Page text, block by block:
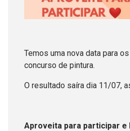
Temos uma nova data para
concurso de pintura.
O resultado saíra dia 11/07,
Aproveita para participar e